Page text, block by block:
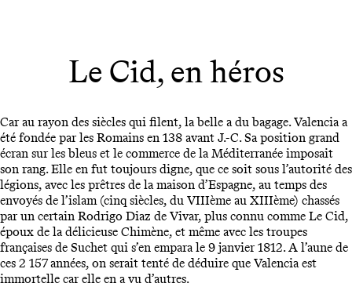
Le Cid, en héros
Car au rayon des siècles qui filent, la belle a du bagage. Valencia a
été fondée par les Romains en 138 avant J.-C. Sa position grand
écran sur les bleus et le commerce de la Méditerranée imposait
son rang. Elle en fut toujours digne, que ce soit sous l’autorité des
légions, avec les prêtres de la maison d’Espagne, au temps des
envoyés de l’islam (cinq siècles, du VIIIème au XIIIème) chassés
par un certain Rodrigo Diaz de Vivar, plus connu comme Le Cid,
époux de la délicieuse Chimène, et même avec les troupes
françaises de Suchet qui s’en empara le 9 janvier 1812. A l’aune de
ces 2 157 années, on serait tenté de déduire que Valencia est
immortelle car elle en a vu d’autres.